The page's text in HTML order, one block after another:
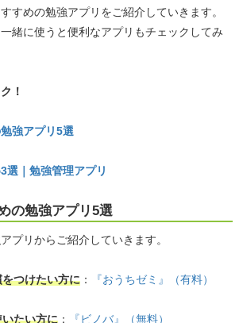
すめの勉強アプリをご紹介していきます。
緒に使うと便利なアプリもチェックしてみ
！
強アプリ5選
選｜勉強管理アプリ
の勉強アプリ5選
プリからご紹介していきます。
つけたい方に ： 『おうちゼミ』（有料）
たい方に ： 『ビノバ』（無料）